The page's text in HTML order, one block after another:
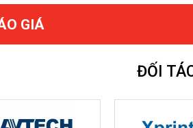
GIÁ
ĐỐI